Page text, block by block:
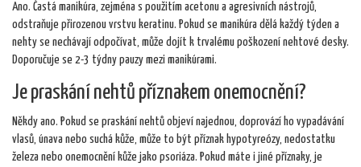
Ano. Častá manikúra, zejména s použitím acetonu a agresivních nástrojů,
odstraňuje přirozenou vrstvu keratinu. Pokud se manikúra dělá každý týden a
nehty se nechávají odpočívat, může dojít k trvalému poškození nehtové desky.
Doporučuje se 2-3 týdny pauzy mezi manikúrami.
Je praskání nehtů příznakem onemocnění?
Někdy ano. Pokud se praskání nehtů objeví najednou, doprovází ho vypadávání
vlasů, únava nebo suchá kůže, může to být příznak hypotyreózy, nedostatku
železa nebo onemocnění kůže jako psoriáza. Pokud máte i jiné příznaky, je